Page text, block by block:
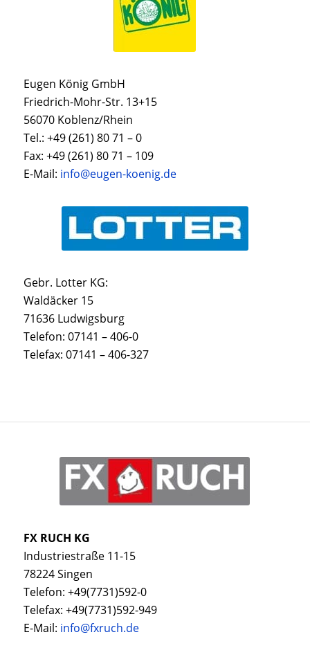
Eugen König GmbH
Friedrich-Mohr-Str. 13+15
56070 Koblenz/Rhein
Tel.: +49 (261) 80 71 – 0
Fax: +49 (261) 80 71 – 109
E-Mail: info@eugen-koenig.de
Gebr. Lotter KG:
Waldäcker 15
71636 Ludwigsburg
Telefon: 07141 – 406-0
Telefax: 07141 – 406-327
FX RUCH KG
Industriestraße 11-15
78224 Singen
Telefon: +49(7731)592-0
Telefax: +49(7731)592-949
E-Mail: info@fxruch.de